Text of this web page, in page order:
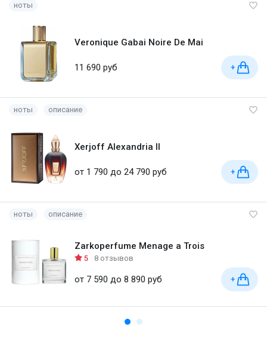
ноты
Veronique Gabai Noire De Mai
11 690 руб +
ноты описание
Xerjoff Alexandria II
от 1 790 до 24 790 руб +
ноты описание
Zarkoperfume Menage a Trois
5 8 отзывов
от 7 590 до 8 890 руб +